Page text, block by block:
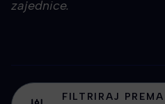
zajednice.
FILTRIRAJ